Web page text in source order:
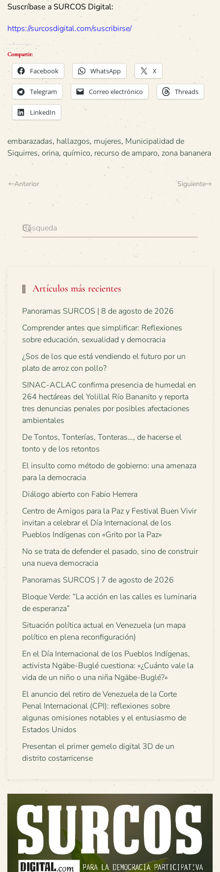
Suscríbase a SURCOS Digital:
https://surcosdigital.com/suscribirse/
Compartir:
Facebook WhatsApp X
Telegram Correo electrónico Threads
LinkedIn
embarazadas, hallazgos, mujeres, Municipalidad de
Siquirres, orina, químico, recurso de amparo, zona bananera
Anterior Siguiente
Artículos más recientes
Panoramas SURCOS | 8 de agosto de 2026
Comprender antes que simplificar: Reflexiones
sobre educación, sexualidad y democracia
¿Sos de los que está vendiendo el futuro por un
plato de arroz con pollo?
SINAC-ACLAC confirma presencia de humedal en
264 hectáreas del Yolillal Río Bananito y reporta
tres denuncias penales por posibles afectaciones
ambientales
De Tontos, Tonterías, Tonteras…, de hacerse el
tonto y de los retontos
El insulto como método de gobierno: una amenaza
para la democracia
Diálogo abierto con Fabio Herrera
Centro de Amigos para la Paz y Festival Buen Vivir
invitan a celebrar el Día Internacional de los
Pueblos Indígenas con «Grito por la Paz»
No se trata de defender el pasado, sino de construir
una nueva democracia
Panoramas SURCOS | 7 de agosto de 2026
Bloque Verde: “La acción en las calles es luminaria
de esperanza”
Situación política actual en Venezuela (un mapa
político en plena reconfiguración)
En el Día Internacional de los Pueblos Indígenas,
activista Ngäbe-Buglé cuestiona: «¿Cuánto vale la
vida de un niño o una niña Ngäbe-Buglé?»
El anuncio del retiro de Venezuela de la Corte
Penal Internacional (CPI): reflexiones sobre
algunas omisiones notables y el entusiasmo de
Estados Unidos
Presentan el primer gemelo digital 3D de un
distrito costarricense